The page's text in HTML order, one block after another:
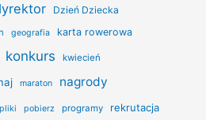
Dzień Dziecka
geografia karta rowerowa
konkurs kwiecień
maraton nagrody
pliki pobierz programy rekrutacja